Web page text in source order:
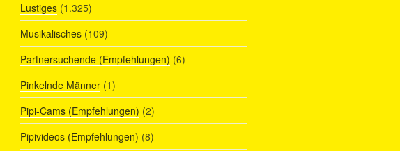
Lustiges(1.325)
Musikalisches(109)
Partnersuchende (Empfehlungen) (6)
Pinkelnde Männer(1)
Pipi-Cams (Empfehlungen) (2)
Pipivideos (Empfehlungen) (8)